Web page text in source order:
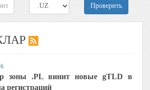
Проверить
зоны .PL винит новые gTLD в
регистраций